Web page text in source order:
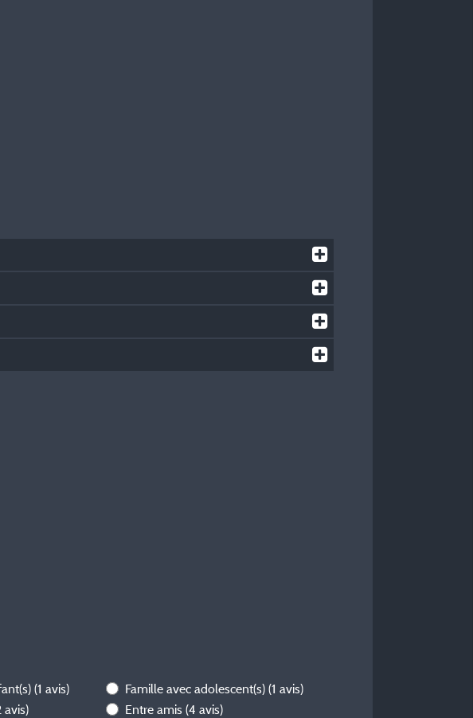
(1 avis) Famille avec adolescent(s) (1 avis)
avis) Entre amis (4 avis)